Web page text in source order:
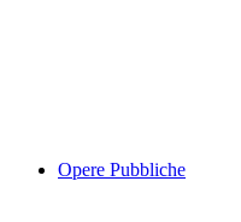
Opere Pubbliche